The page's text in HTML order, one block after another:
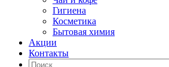
Гигиена
Косметика
Бытовая химия
Акции
Контакты